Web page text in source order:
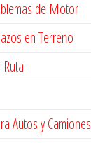
de Motor
en Terreno
Autos y Camiones